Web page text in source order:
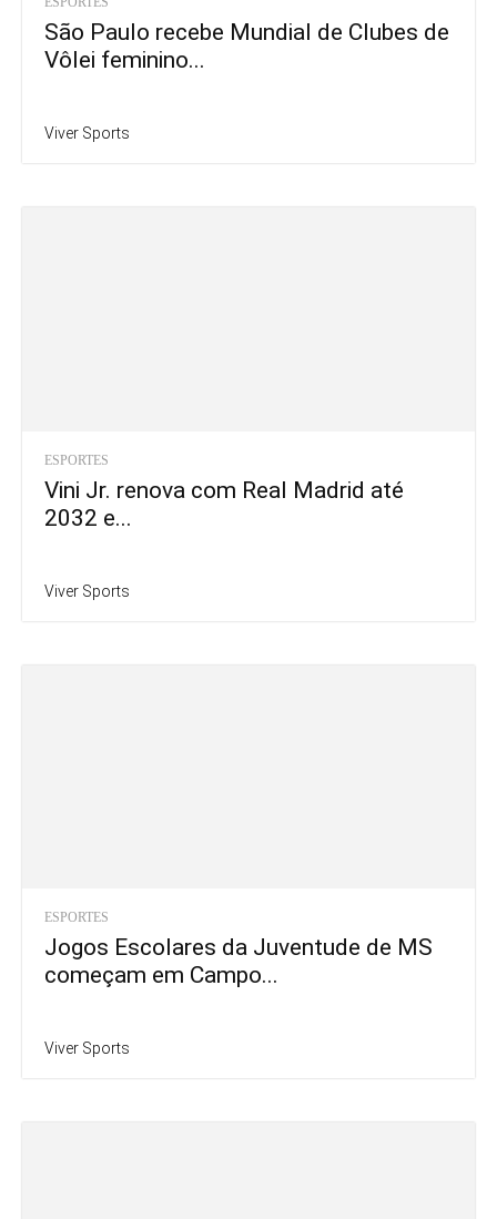
São Paulo recebe Mundial de Clubes de
Vôlei feminino...
Viver Sports
ESPORTES
Vini Jr. renova com Real Madrid até
2032 e...
Viver Sports
ESPORTES
Jogos Escolares da Juventude de MS
começam em Campo...
Viver Sports